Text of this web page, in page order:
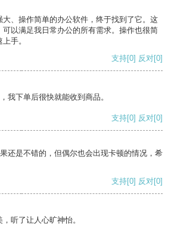
、操作简单的办公软件，终于找到了它。这
以满足我日常办公的所有需求。操作也很简
手。
支持[0] 反对[0]
我下单后很快就能收到商品。
支持[0] 反对[0]
还是不错的，但偶尔也会出现卡顿的情况，希
支持[0] 反对[0]
听了让人心旷神怡。